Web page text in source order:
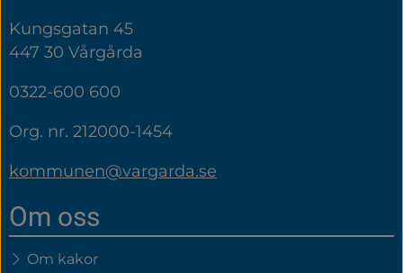
Kungsgatan 45
447 30 Vårgårda
0322-600 600
Org. nr. 212000-1454
kommunen@vargarda.se
Om oss
Om kakor